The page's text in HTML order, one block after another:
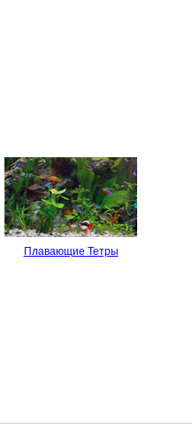
Плавающие Тетры